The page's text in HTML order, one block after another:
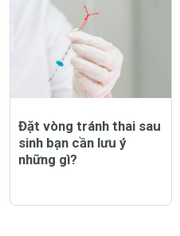
Đặt vòng tránh thai sau
sinh bạn cần lưu ý
những gì?